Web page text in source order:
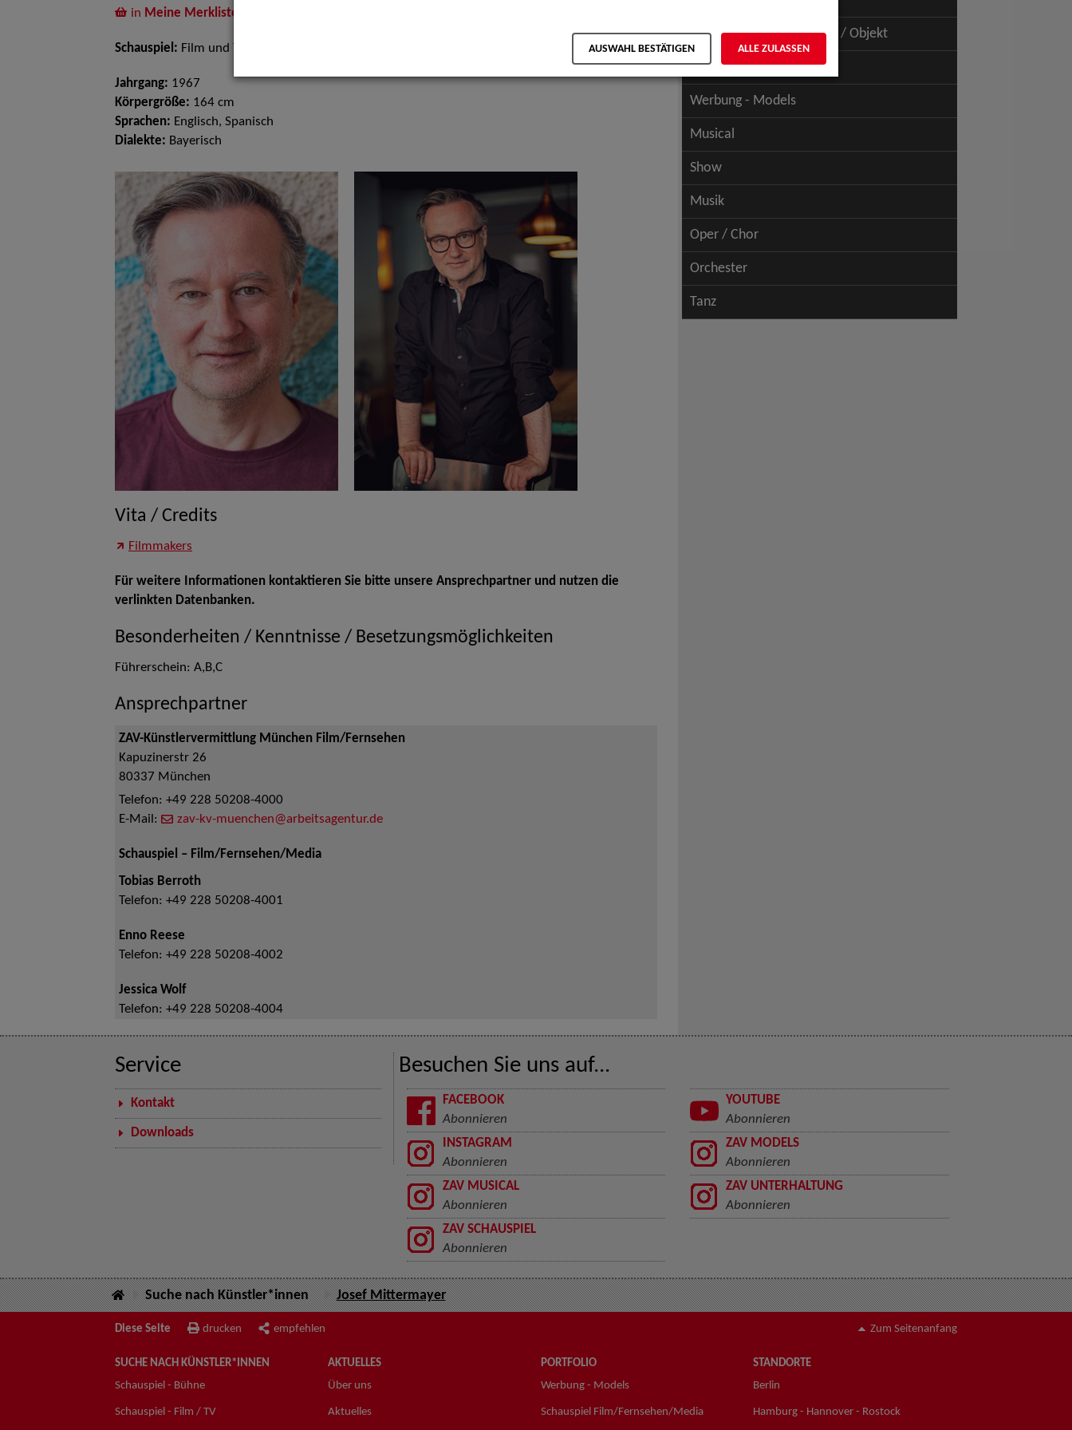
in Meine Merkliste
Schauspiel: Film und TV
Jahrgang: 1967
Körpergröße: 164 cm
Sprachen: Englisch, Spanisch
Dialekte: Bayerisch
Vita / Credits
Filmmakers
Für weitere Informationen kontaktieren Sie bitte unsere Ansprechpartner und nutzen die
verlinkten Datenbanken.
Besonderheiten / Kenntnisse / Besetzungsmöglichkeiten
Führerschein: A,B,C
Ansprechpartner
ZAV-Künstlervermittlung München Film/Fernsehen
Kapuzinerstr 26
80337 München
Telefon: +49 228 50208-4000
E-Mail:
zav-kv-muenchen@arbeitsagentur.de
Schauspiel – Film/Fernsehen/Media
Tobias Berroth
Telefon: +49 228 50208-4001
Enno Reese
Telefon: +49 228 50208-4002
Jessica Wolf
Telefon: +49 228 50208-4004
Schauspiel - Figur / Puppe / Objekt
Werbung - Talents
Werbung - Models
Musical
Show
Musik
Oper / Chor
Orchester
Tanz
Service
Kontakt
Downloads
Besuchen Sie uns auf...
FACEBOOK
Abonnieren
YOUTUBE
Abonnieren
INSTAGRAM
Abonnieren
ZAV MODELS
Abonnieren
ZAV MUSICAL
Abonnieren
ZAV UNTERHALTUNG
Abonnieren
ZAV SCHAUSPIEL
Abonnieren
Suche nach Künstler*innen Josef Mittermayer
Diese Seite drucken empfehlen Zum Seitenanfang
SUCHE NACH KÜNSTLER*INNEN
Schauspiel - Bühne
Schauspiel - Film / TV
AKTUELLES
Über uns
Aktuelles
PORTFOLIO
Werbung - Models
Schauspiel Film/Fernsehen/Media
STANDORTE
Berlin
Hamburg - Hannover - Rostock
AUSWAHL BESTÄTIGEN ALLE ZULASSEN